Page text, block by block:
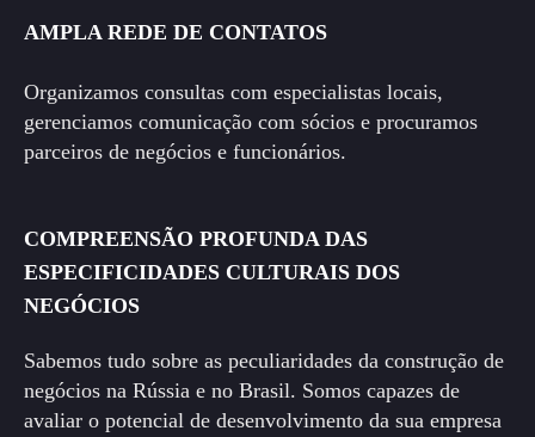
AMPLA REDE DE CONTATOS
Organizamos consultas com especialistas locais,
gerenciamos comunicação com sócios e procuramos
parceiros de negócios e funcionários.
COMPREENSÃO PROFUNDA DAS
ESPECIFICIDADES CULTURAIS DOS
NEGÓCIOS
Sabemos tudo sobre as peculiaridades da construção de
negócios na Rússia e no Brasil. Somos capazes de
avaliar o potencial de desenvolvimento da sua empresa